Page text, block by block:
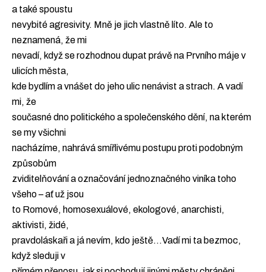
a také spoustu
nevybité agresivity. Mně je jich vlastně líto. Ale to
neznamená, že mi
nevadí, když se rozhodnou dupat právě na Prvního máje v
ulicích města,
kde bydlím a vnášet do jeho ulic nenávist a strach. A vadí
mi, že
současné dno politického a společenského dění, na kterém
se my všichni
nacházíme, nahrává smířlivému postupu proti podobným
způsobům
zviditelňování a označování jednoznačného viníka toho
všeho – ať už jsou
to Romové, homosexuálové, ekologové, anarchisti,
aktivisti, židé,
pravdoláskaři a já nevím, kdo ještě…Vadí mi ta bezmoc,
když sleduji v